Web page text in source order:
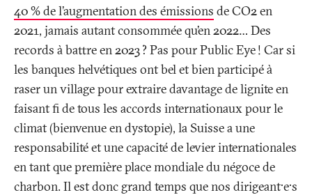
40% de l’augmentation des émissions de CO2 en
2021, jamais autant consommée qu’en 2022… Des
records à battre en 2023? Pas pour Public Eye! Car si
les banques helvétiques ont bel et bien participé à
raser un village pour extraire davantage de lignite en
faisant fi de tous les accords internationaux pour le
climat (bienvenue en dystopie), la Suisse a une
responsabilité et une capacité de levier internationales
en tant que première place mondiale du négoce de
charbon. Il est donc grand temps que nos dirigeant·e·s